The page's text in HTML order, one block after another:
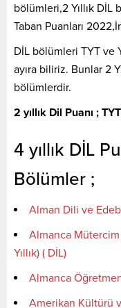
bölümleri,2 Yıllık
Taban Puanları
DİL bölümleri TYT ve
ayıra biliriz. Bunlar 2
bölümlerdir.
2 yıllık Dil Puanı ;
4 yıllık DİL
Bölümler ;
Alman Dili ve
Almanca Mütercim
Yıllık) ( DİL)
Almanca
Amerikan Kültürü